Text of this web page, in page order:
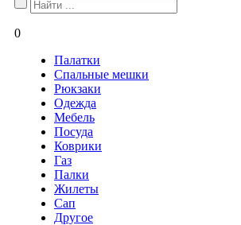
0
Палатки
Спальные мешки
Рюкзаки
Одежда
Мебель
Посуда
Коврики
Газ
Палки
Жилеты
Сап
Другое